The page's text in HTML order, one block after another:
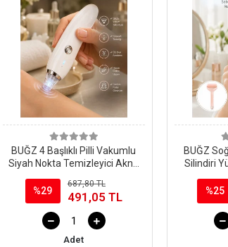
BUĞZ 4 Başlıklı Pilli Vakumlu
Siyah Nokta Temizleyici Akne
Ve Sivilce Önleyici
%29
687,80 TL
491,05 TL
Adet
BUĞZ
Silindiri
%25